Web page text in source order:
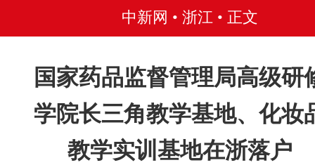
中新网 • 浙江 • 正文
国家药品监督管理局高级研
学院长三角教学基地、化妆
教学实训基地在浙落户